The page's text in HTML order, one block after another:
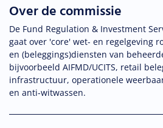
Over de commissie
De Fund Regulation & Investment
gaat over 'core' wet- en regelgeving
en (beleggings)diensten van
bijvoorbeeld AIFMD/UCITS, retail
infrastructuur, operationele
en anti-witwassen.